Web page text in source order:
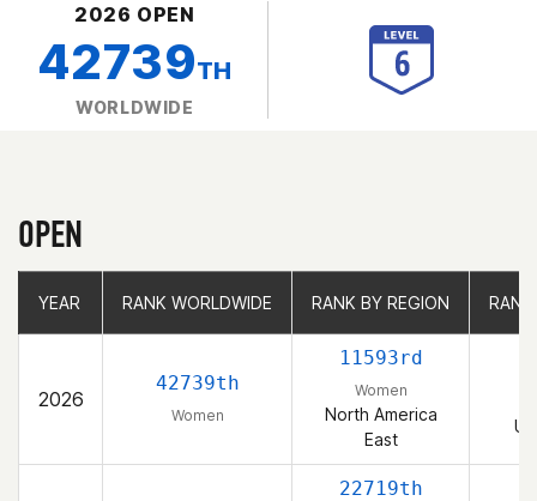
2026 OPEN
42739TH
WORLDWIDE
OPEN
YEAR RANK WORLDWIDE RANK BY REGION
2026
42739th
Women
11593rd
Women
North America
East
22719th
YEAR RANK WORLDWIDE RANK BY REGION